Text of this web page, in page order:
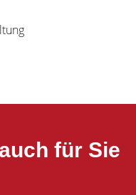
für Sie